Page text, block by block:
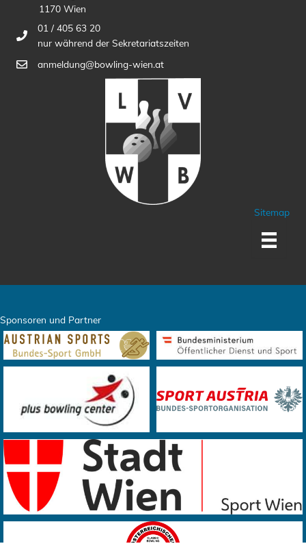
1170 Wien
01 / 405 63 20
nur während der Sekretariatszeiten
anmeldung@bowling-wien.at
Sitemap
Sponsoren und Partner